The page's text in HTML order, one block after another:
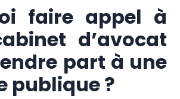
faire appel à
d’avocat
part à une
publique ?